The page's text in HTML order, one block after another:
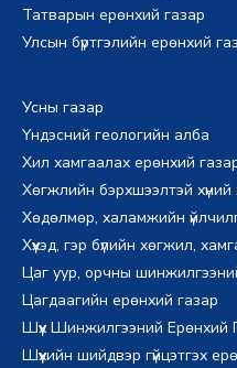
Татварын ерөнхий газар
Улсын бүртгэлийн ерөнхий
Усны газар
Үндэсний геологийн алба
Хил хамгаалах ерөнхий
Хөгжлийн бэрхшээлтэй
Хөдөлмөр, халамжийн
Хүүхэд, гэр бүлийн хөгжил,
Цаг уур, орчны
Цагдаагийн ерөнхий газар
Шүүх Шинжилгээний Ерөнхий
Шүүхийн шийдвэр гүйцэтгэх